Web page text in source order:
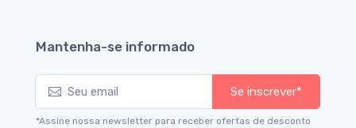
Mantenha-se informado
Se inscrever*
*Assine nossa newsletter para receber ofertas de desconto